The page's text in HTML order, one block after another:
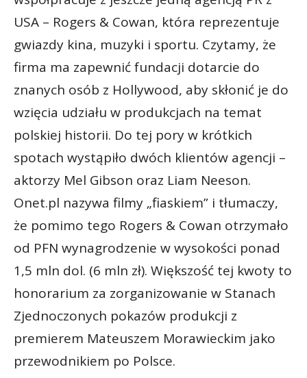
USA – Rogers & Cowan, która reprezentuje
gwiazdy kina, muzyki i sportu. Czytamy, że
firma ma zapewnić fundacji dotarcie do
znanych osób z Hollywood, aby skłonić je do
wzięcia udziału w produkcjach na temat
polskiej historii. Do tej pory w krótkich
spotach wystąpiło dwóch klientów agencji –
aktorzy Mel Gibson oraz Liam Neeson.
Onet.pl nazywa filmy „fiaskiem” i tłumaczy,
że pomimo tego Rogers & Cowan otrzymało
od PFN wynagrodzenie w wysokości ponad
1,5 mln dol. (6 mln zł). Większość tej kwoty to
honorarium za zorganizowanie w Stanach
Zjednoczonych pokazów produkcji z
premierem Mateuszem Morawieckim jako
przewodnikiem po Polsce.